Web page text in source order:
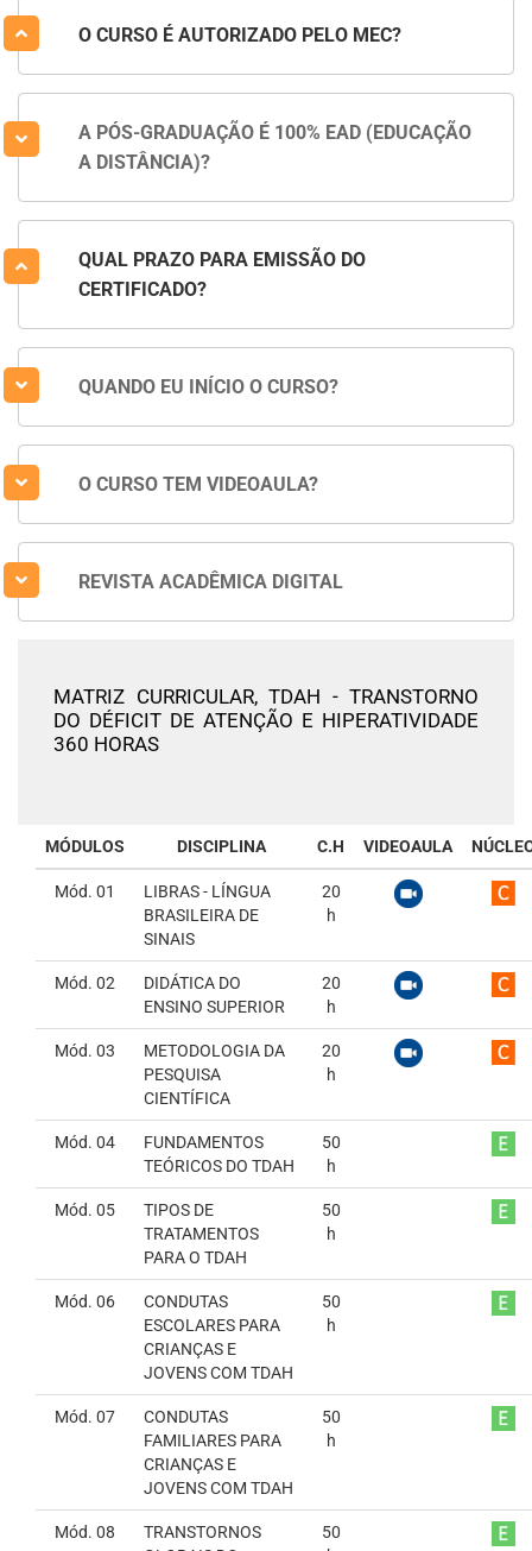
O CURSO É AUTORIZADO PELO MEC?
A PÓS-GRADUAÇÃO É 100% EAD (EDUCAÇÃO
A DISTÂNCIA)?
QUAL PRAZO PARA EMISSÃO DO
CERTIFICADO?
QUANDO EU INÍCIO O CURSO?
O CURSO TEM VIDEOAULA?
REVISTA ACADÊMICA DIGITAL
MATRIZ CURRICULAR, TDAH - TRANSTORNO
DO DÉFICIT DE ATENÇÃO E HIPERATIVIDADE
360 HORAS
MÓDULOS DISCIPLINA C.H VIDEOAULA
Mód. 01
LIBRAS - LÍNGUA
BRASILEIRA DE
SINAIS
20
h
Mód. 02
DIDÁTICA DO
ENSINO SUPERIOR
20
h
Mód. 03
METODOLOGIA DA
PESQUISA
CIENTÍFICA
20
h
Mód. 04
FUNDAMENTOS
TEÓRICOS DO TDAH
50
h
Mód. 05
TIPOS DE
TRATAMENTOS
PARA O TDAH
50
h
Mód. 06
CONDUTAS
ESCOLARES PARA
CRIANÇAS E
JOVENS COM TDAH
50
h
Mód. 07
CONDUTAS
FAMILIARES PARA
CRIANÇAS E
JOVENS COM TDAH
50
h
Mód. 08
TRANSTORNOS
50